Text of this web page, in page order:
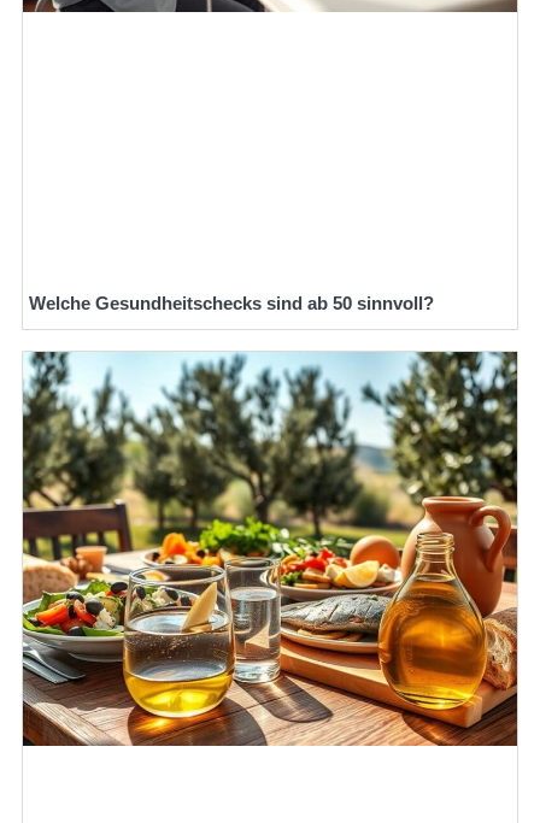
Welche Gesundheitschecks sind ab 50 sinnvoll?